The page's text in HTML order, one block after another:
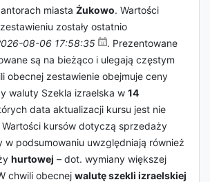
miasta Żukowo. Wartości
zostały ostatnio
08-06 17:58:35
. Prezentowane
są na bieżąco i ulegają częstym
obecnej zestawienie obejmuje ceny
waluty Szekla izraelska w 14
data aktualizacji kursu jest nie
kursów dotyczą sprzedaży
w podsumowaniu uwzględniają również
hurtowej – dot. wymiany większej
chwili obecnej walutę szekli izraelskiej